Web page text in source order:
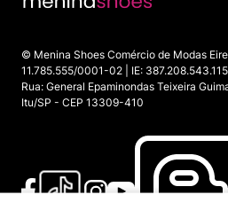
© Menina Shoes Comércio de Modas
11.785.555/0001-02 | IE: 387.208.543.115
Rua: General Epaminondas Teixeira
Itu/SP - CEP 13309-410